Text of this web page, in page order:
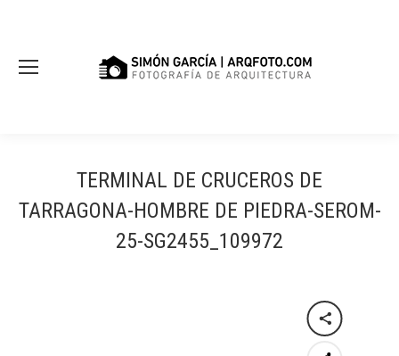
TERMINAL DE CRUCEROS DE
TARRAGONA-HOMBRE DE PIEDRA-SEROM-
25-SG2455_109972